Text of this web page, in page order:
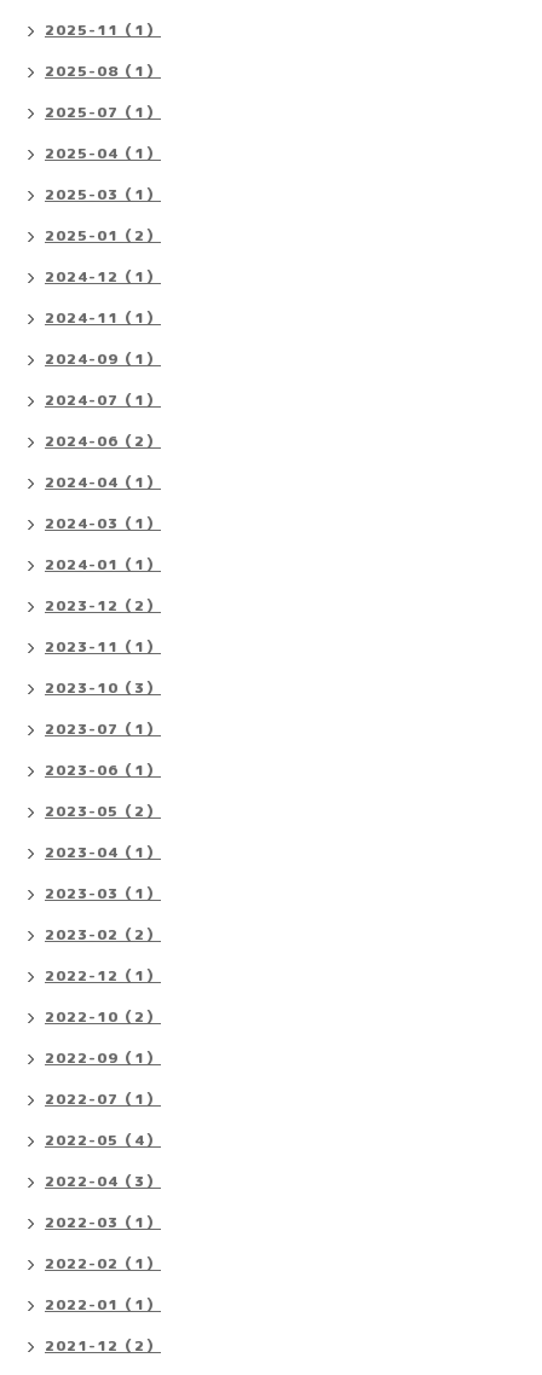
2025-11（1）
2025-08（1）
2025-07（1）
2025-04（1）
2025-03（1）
2025-01（2）
2024-12（1）
2024-11（1）
2024-09（1）
2024-07（1）
2024-06（2）
2024-04（1）
2024-03（1）
2024-01（1）
2023-12（2）
2023-11（1）
2023-10（3）
2023-07（1）
2023-06（1）
2023-05（2）
2023-04（1）
2023-03（1）
2023-02（2）
2022-12（1）
2022-10（2）
2022-09（1）
2022-07（1）
2022-05（4）
2022-04（3）
2022-03（1）
2022-02（1）
2022-01（1）
2021-12（2）